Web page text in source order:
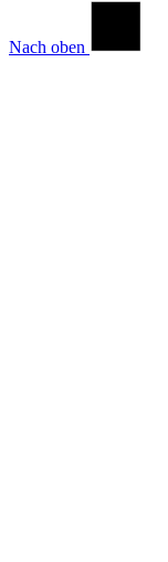
Nach oben